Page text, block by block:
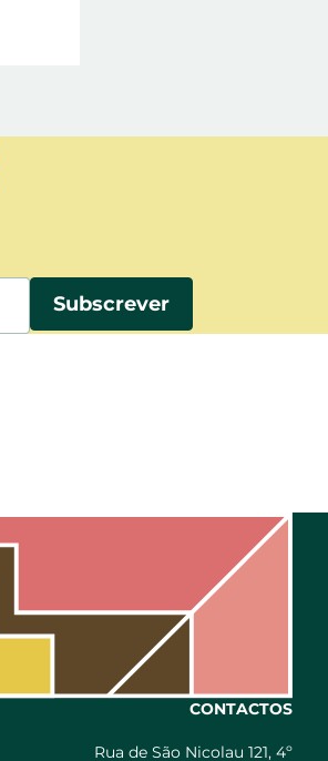
CONTACTOS
Rua de São Nicolau 121, 4º